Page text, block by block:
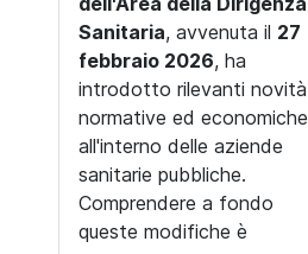
Sanitaria, avvenuta il 27
febbraio 2026, ha
introdotto rilevanti novità
normative ed economiche
all'interno delle aziende
sanitarie pubbliche.
Comprendere a fondo
queste modifiche è